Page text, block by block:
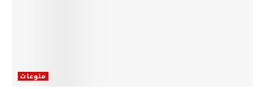
منوعات